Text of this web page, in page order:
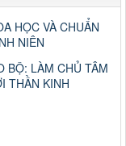
HỌC VÀ CHUẨN
NIÊN
BỘ: LÀM CHỦ TÂM
THẦN KINH